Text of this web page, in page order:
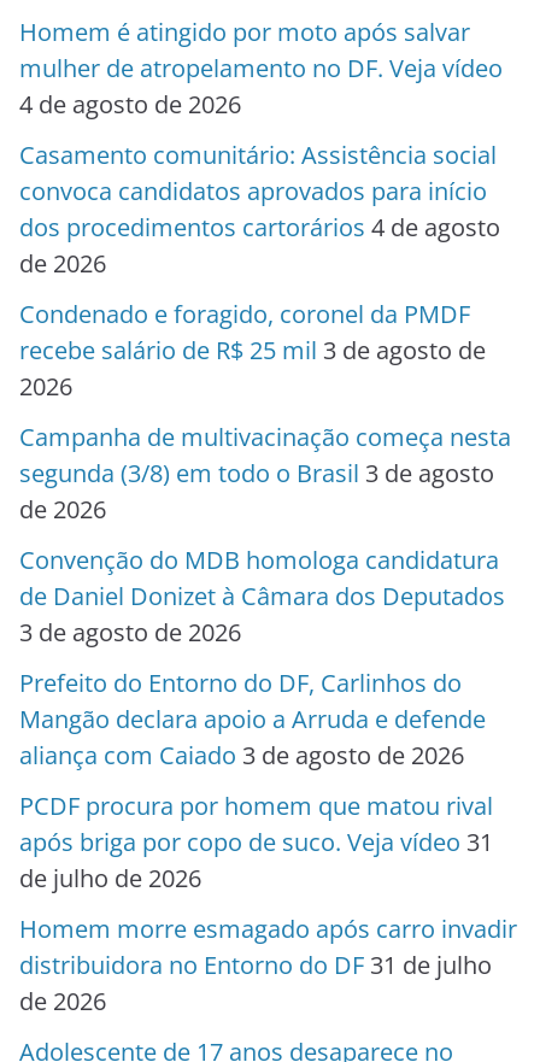
Homem é atingido por moto após salvar
mulher de atropelamento no DF. Veja vídeo
4 de agosto de 2026
Casamento comunitário: Assistência social
convoca candidatos aprovados para início
dos procedimentos cartorários 4 de agosto
de 2026
Condenado e foragido, coronel da PMDF
recebe salário de R$ 25 mil 3 de agosto de
2026
Campanha de multivacinação começa nesta
segunda (3/8) em todo o Brasil 3 de agosto
de 2026
Convenção do MDB homologa candidatura
de Daniel Donizet à Câmara dos Deputados
3 de agosto de 2026
Prefeito do Entorno do DF, Carlinhos do
Mangão declara apoio a Arruda e defende
aliança com Caiado 3 de agosto de 2026
PCDF procura por homem que matou rival
após briga por copo de suco. Veja vídeo 31
de julho de 2026
Homem morre esmagado após carro invadir
distribuidora no Entorno do DF 31 de julho
de 2026
Adolescente de 17 anos desaparece no